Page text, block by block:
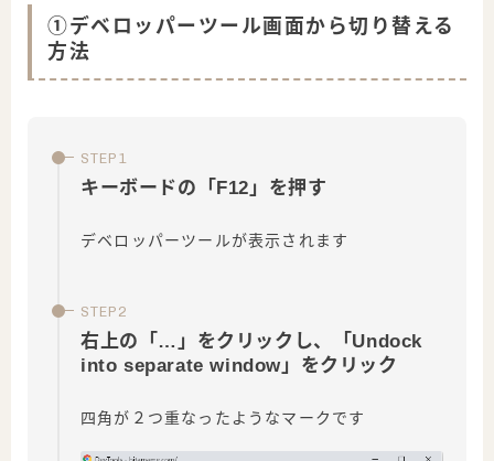
①デベロッパーツール画面から切り替える
方法
キーボードの「F12」を押す
デベロッパーツールが表示されます
右上の「…」をクリックし、「Undock
into separate window」をクリック
四角が２つ重なったようなマークです